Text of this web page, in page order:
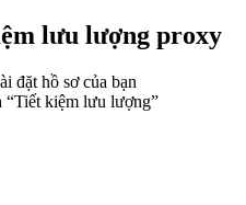
lưu lượng proxy
đặt hồ sơ của bạn
“Tiết kiệm lưu lượng”